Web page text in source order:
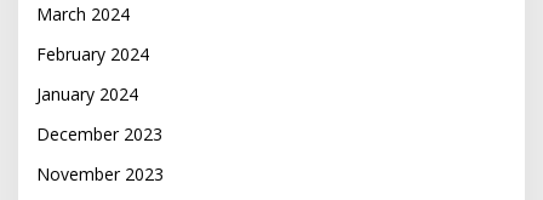
March 2024
February 2024
January 2024
December 2023
November 2023